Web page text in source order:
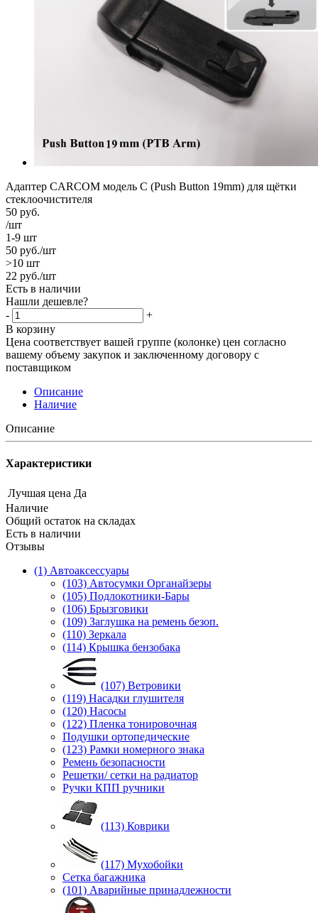
Адаптер CARCOM модель C (Push Button 19mm) для щётки
стеклоочистителя
50 руб.
/шт
1-9 шт
50 руб./шт
>10 шт
22 руб./шт
Есть в наличии
Нашли дешевле?
-
+
В корзину
Цена соответствует вашей группе (колонке) цен согласно
вашему объему закупок и заключенному договору с
поставщиком
Описание
Наличие
Описание
Характеристики
Лучшая цена Да
Наличие
Общий остаток на складах
Есть в наличии
Отзывы
(1) Автоаксессуары
(103) Автосумки Органайзеры
(105) Подлокотники-Бары
(106) Брызговики
(109) Заглушка на ремень безоп.
(110) Зеркала
(114) Крышка бензобака
(107) Ветровики
(119) Насадки глушителя
(120) Насосы
(122) Пленка тонировочная
Подушки ортопедические
(123) Рамки номерного знака
Ремень безопасности
Решетки/ сетки на радиатор
Ручки КПП ручники
(113) Коврики
(117) Мухобойки
Сетка багажника
(101) Аварийные принадлежности